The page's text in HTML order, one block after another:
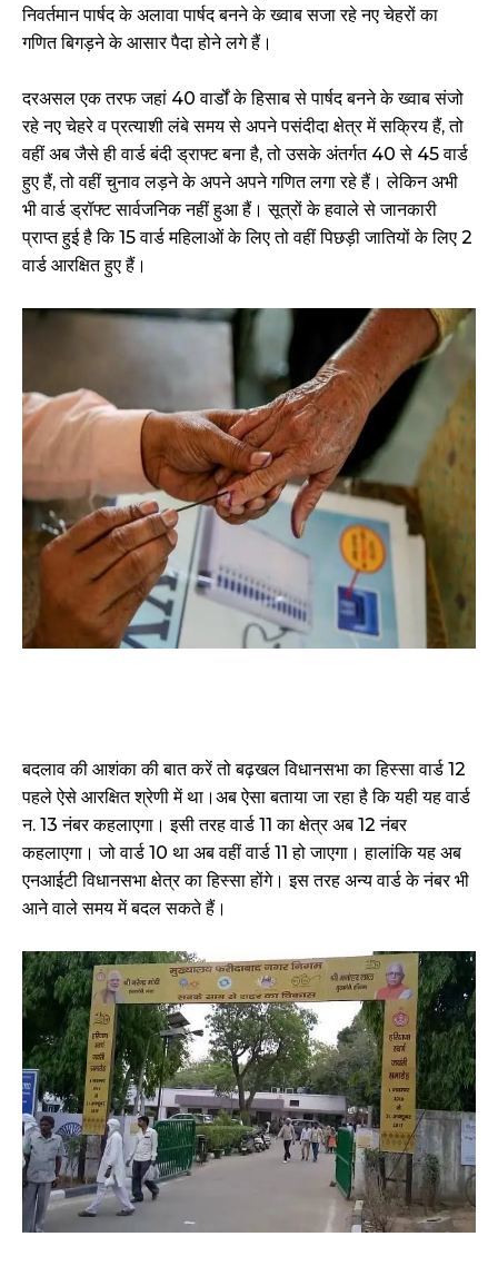
निवर्तमान पार्षद के अलावा पार्षद बनने के ख्वाब सजा रहे नए चेहरों का
गणित बिगड़ने के आसार पैदा होने लगे हैं।
दरअसल एक तरफ जहां 40 वार्डों के हिसाब से पार्षद बनने के ख्वाब संजो
रहे नए चेहरे व प्रत्याशी लंबे समय से अपने पसंदीदा क्षेत्र में सक्रिय हैं, तो
वहीं अब जैसे ही वार्ड बंदी ड्राफ्ट बना है, तो उसके अंतर्गत 40 से 45 वार्ड
हुए हैं, तो वहीं चुनाव लड़ने के अपने अपने गणित लगा रहे हैं। लेकिन अभी
भी वार्ड ड्रॉफ्ट सार्वजनिक नहीं हुआ हैं। सूत्रों के हवाले से जानकारी
प्राप्त हुई है कि 15 वार्ड महिलाओं के लिए तो वहीं पिछड़ी जातियों के लिए 2
वार्ड आरक्षित हुए हैं।
बदलाव की आशंका की बात करें तो बढ़खल विधानसभा का हिस्सा वार्ड 12
पहले ऐसे आरक्षित श्रेणी में था।अब ऐसा बताया जा रहा है कि यही यह वार्ड
न. 13 नंबर कहलाएगा। इसी तरह वार्ड 11 का क्षेत्र अब 12 नंबर
कहलाएगा। जो वार्ड 10 था अब वहीं वार्ड 11 हो जाएगा। हालांकि यह अब
एनआईटी विधानसभा क्षेत्र का हिस्सा होंगे। इस तरह अन्य वार्ड के नंबर भी
आने वाले समय में बदल सकते हैं।